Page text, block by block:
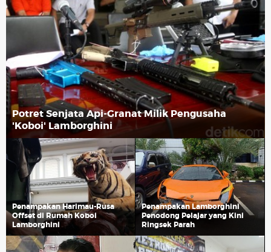
Potret Senjata Api-Granat Milik Pengusaha
'Koboi' Lamborghini
Penampakan Harimau-Rusa
Offset di Rumah Koboi
Lamborghini
Penampakan Lamborghini
Penodong Pelajar yang Kini
Ringsek Parah